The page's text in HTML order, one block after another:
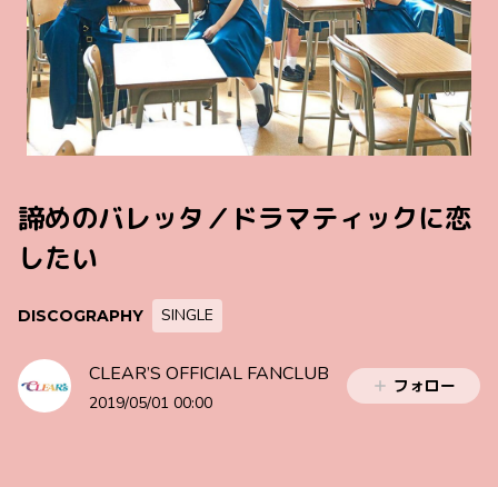
諦めのバレッタ／ドラマティックに恋
したい
DISCOGRAPHY SINGLE
CLEAR’S OFFICIAL FANCLUB
2019/05/01 00:00
フォロー